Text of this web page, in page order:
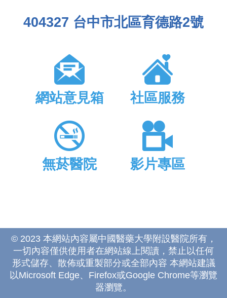
404327 台中市北區育德路2號
網站意見箱 社區服務
無菸醫院 影片專區
© 2023 本網站內容屬中國醫藥大學附設醫院所有，
一切內容僅供使用者在網站線上閱讀，禁止以任何
形式儲存、散佈或重製部分或全部內容 本網站建議
以Microsoft Edge、Firefox或Google Chrome等瀏覽
器瀏覽。